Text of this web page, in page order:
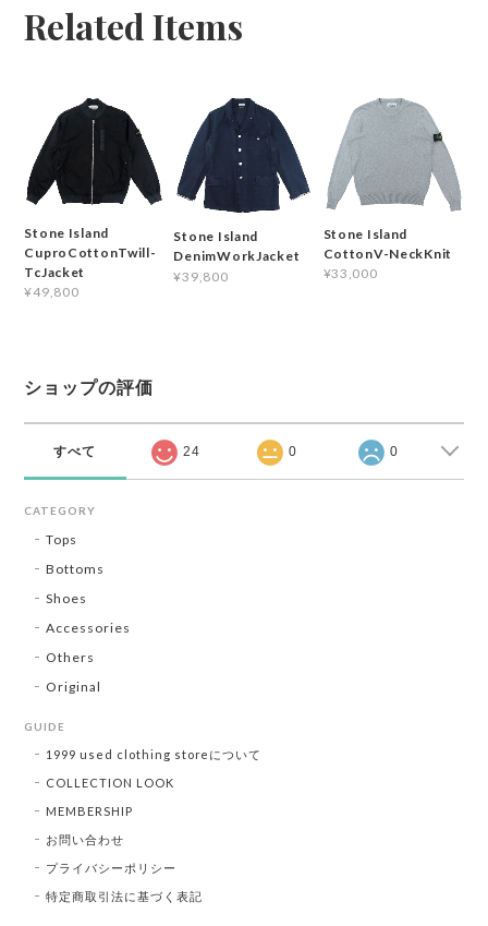
Related Items
Stone Island
CuproCottonTwill-
TcJacket
¥49,800
Stone Island
DenimWorkJacket
¥39,800
Stone Island
CottonV-NeckKnit
¥33,000
ショップの評価
すべて 24 0 0
CATEGORY
Tops
Bottoms
Shoes
Accessories
Others
Original
GUIDE
1999 used clothing storeについて
COLLECTION LOOK
MEMBERSHIP
お問い合わせ
プライバシーポリシー
特定商取引法に基づく表記